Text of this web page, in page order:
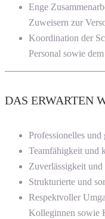
Enge
Zuweisern zur
Koordination der
Personal sowie
DAS ERWARTEN
Professionelles und
Teamfähigkeit und
Zuverlässigkeit
Strukturierte und
Respektvoller
Kolleginnen sowie